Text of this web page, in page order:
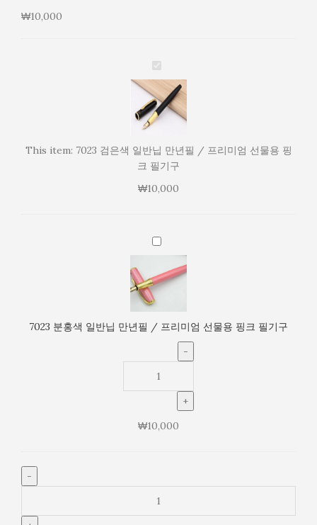
₩10,000
7023
검
은
색
일
닙
만
년
프
엄
선
용
크
필
기
This item: 7023 검은색 일반닙 만년필 / 프리미엄 선물용 핑
크 필기구
₩10,000
7023
홍
색
일
닙
년
필
리
물
용
7023 분홍색 일반닙 만년필 / 프리미엄 선물용 핑크 필기구
₩10,000